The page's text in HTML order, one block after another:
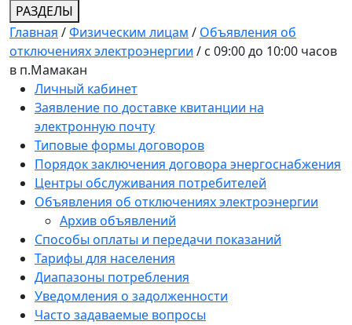
РАЗДЕЛЫ
Главная /Физическим лицам / Объявления об
отключениях электроэнергии / с 09:00 до 10:00 часов
в п.Мамакан
Личный кабинет
Заявление по доставке квитанции на
электронную почту
Типовые формы договоров
Порядок заключения договора энергоснабжения
Центры обслуживания потребителей
Объявления об отключениях электроэнергии
Архив объявлений
Способы оплаты и передачи показаний
Тарифы для населения
Диапазоны потребления
Уведомления о задолженности
Часто задаваемые вопросы